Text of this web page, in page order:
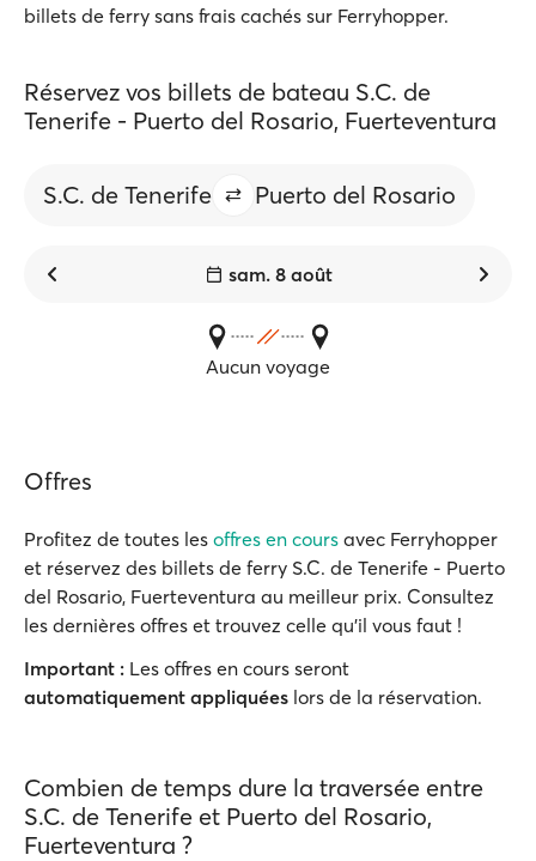
billets de ferry sans frais cachés sur Ferryhopper.
Réservez vos billets de bateau S.C. de
Tenerife - Puerto del Rosario, Fuerteventura
S.C. de Tenerife Puerto del Rosario
sam. 8 août
Aucun voyage
Offres
Profitez de toutes les offres en cours avec Ferryhopper
et réservez des billets de ferry S.C. de Tenerife - Puerto
del Rosario, Fuerteventura au meilleur prix. Consultez
les dernières offres et trouvez celle qu'il vous faut !
Important : Les offres en cours seront
automatiquement appliquées lors de la réservation.
Combien de temps dure la traversée entre
S.C. de Tenerife et Puerto del Rosario,
Fuerteventura ?